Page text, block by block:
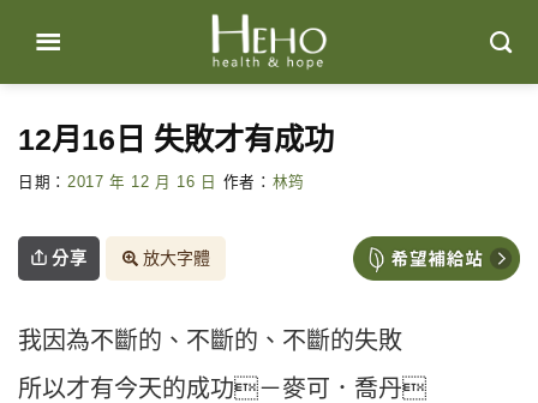
content
12月16日 失敗才有成功
日期： 2017 年 12 月 16 日 作者： 林筠
分享 放大字體
我因為不斷的、不斷的、不斷的失敗
所以才有今天的成功－麥可．喬丹